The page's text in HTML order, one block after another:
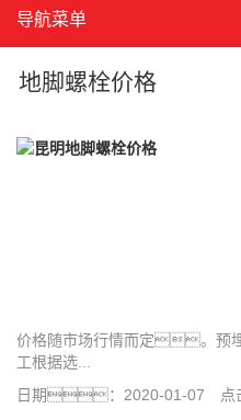
导航菜单
地脚螺栓价格
价格随市场行情而定。
工根据选...
日期：2020-01-07